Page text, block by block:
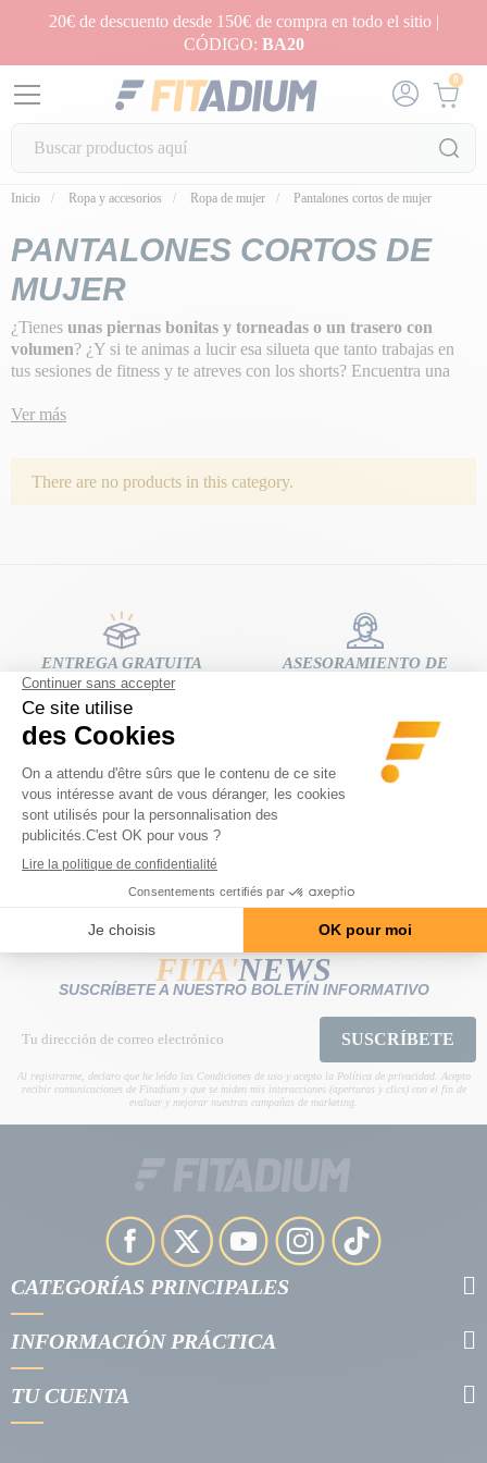
20€ de descuento desde 150€ de compra en todo el sitio |
CÓDIGO: BA20
0
Inicio Ropa y accesorios Ropa de mujer Pantalones cortos de mujer
PANTALONES CORTOS DE
MUJER
¿Tienes unas piernas bonitas y torneadas o un trasero con
volumen? ¿Y si te animas a lucir esa silueta que tanto trabajas en
tus sesiones de fitness y te atreves con los shorts? Encuentra una
indoor o para poner en forma tus piernas cuando se acerca el
americana del fitness, están disponibles en distintos materiales:
algodón y lycra... ¡con cortes entallados y favorecedores para un
look súper femenino!
Ver más
There are no products in this category.
ENTREGA GRATUITA
En casa a partir de 80 € de compra.
ASESORAMIENTO DE
DEVOLUCIONES FÁCILES Y
GRATUITAS
PAGO EN 3 O 4 CUOTAS SIN
FITA'NEWS
SUSCRÍBETE A NUESTRO BOLETÍN INFORMATIVO
SUSCRÍBETE
Al registrarme, declaro que he leído las Condiciones de uso y acepto la Política de privacidad. Acepto
recibir comunicaciones de Fitadium y que se miden mis interacciones (aperturas y clics) con el fin de
evaluar y mejorar nuestras campañas de marketing.
CATEGORÍAS PRINCIPALES
INFORMACIÓN PRÁCTICA
TU CUENTA